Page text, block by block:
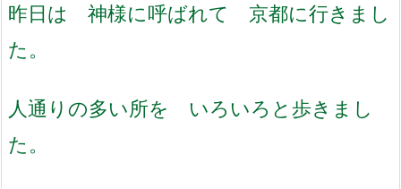
昨日は 神様に呼ばれて 京都に行きまし
た。
人通りの多い所を いろいろと歩きまし
た。